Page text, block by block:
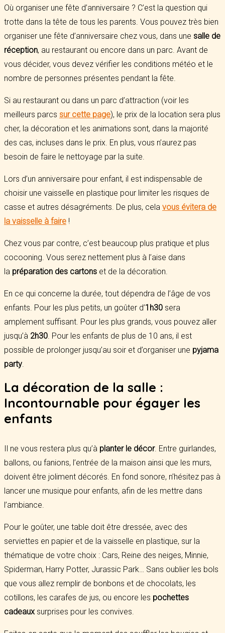
Où organiser une fête d’anniversaire ? C’est la question qui
trotte dans la tête de tous les parents. Vous pouvez très bien
organiser une fête d’anniversaire chez vous, dans une salle de
réception, au restaurant ou encore dans un parc. Avant de
vous décider, vous devez vérifier les conditions météo et le
nombre de personnes présentes pendant la fête.
Si au restaurant ou dans un parc d’attraction (voir les
meilleurs parcs sur cette page), le prix de la location sera plus
cher, la décoration et les animations sont, dans la majorité
des cas, incluses dans le prix. En plus, vous n’aurez pas
besoin de faire le nettoyage par la suite.
Lors d’un anniversaire pour enfant, il est indispensable de
choisir une vaisselle en plastique pour limiter les risques de
casse et autres désagréments. De plus, cela vous évitera de
la vaisselle à faire !
Chez vous par contre, c’est beaucoup plus pratique et plus
cocooning. Vous serez nettement plus à l’aise dans
la préparation des cartons et de la décoration.
En ce qui concerne la durée, tout dépendra de l’âge de vos
enfants. Pour les plus petits, un goûter d’1h30 sera
amplement suffisant. Pour les plus grands, vous pouvez aller
jusqu’à 2h30. Pour les enfants de plus de 10 ans, il est
possible de prolonger jusqu’au soir et d’organiser une pyjama
party.
La décoration de la salle :
Incontournable pour égayer les
enfants
Il ne vous restera plus qu’à planter le décor. Entre guirlandes,
ballons, ou fanions, l’entrée de la maison ainsi que les murs,
doivent être joliment décorés. En fond sonore, n’hésitez pas à
lancer une musique pour enfants, afin de les mettre dans
l’ambiance.
Pour le goûter, une table doit être dressée, avec des
serviettes en papier et de la vaisselle en plastique, sur la
thématique de votre choix : Cars, Reine des neiges, Minnie,
Spiderman, Harry Potter, Jurassic Park… Sans oublier les bols
que vous allez remplir de bonbons et de chocolats, les
cotillons, les carafes de jus, ou encore les pochettes
cadeaux surprises pour les convives.